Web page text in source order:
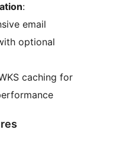
:
email
optional
caching for